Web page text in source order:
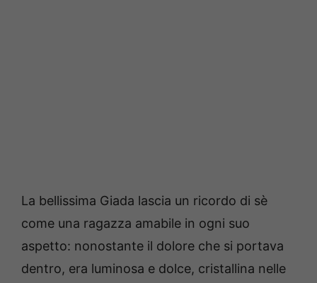
La bellissima Giada lascia un ricordo di sè
come una ragazza amabile in ogni suo
aspetto: nonostante il dolore che si portava
dentro, era luminosa e dolce, cristallina nelle